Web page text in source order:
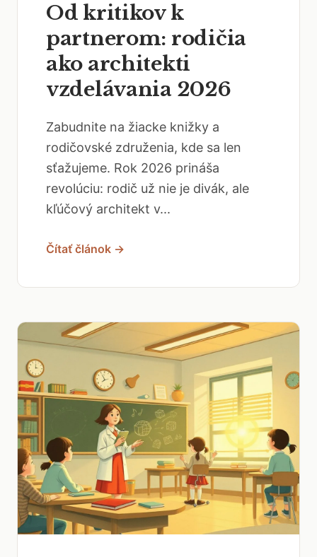
Od kritikov k
partnerom: rodičia
ako architekti
vzdelávania 2026
Zabudnite na žiacke knižky a
rodičovské združenia, kde sa len
sťažujeme. Rok 2026 prináša
revolúciu: rodič už nie je divák, ale
kľúčový architekt v...
Čítať článok →